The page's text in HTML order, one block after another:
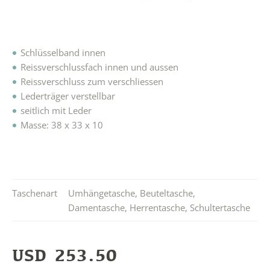
Schlüsselband innen
Reissverschlussfach innen und aussen
Reissverschluss zum verschliessen
Lederträger verstellbar
seitlich mit Leder
Masse: 38 x 33 x 10
Taschenart Umhängetasche, Beuteltasche,
Damentasche, Herrentasche, Schultertasche
USD 253.50